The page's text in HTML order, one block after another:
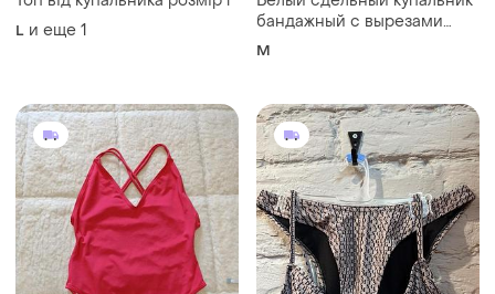
L и еще 1
бандажный с вырезами
missguided
M